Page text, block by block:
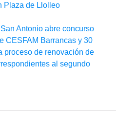
Plaza de Llolleo
Antonio abre concurso
CESFAM Barrancas y 30
proceso de renovación de
al segundo